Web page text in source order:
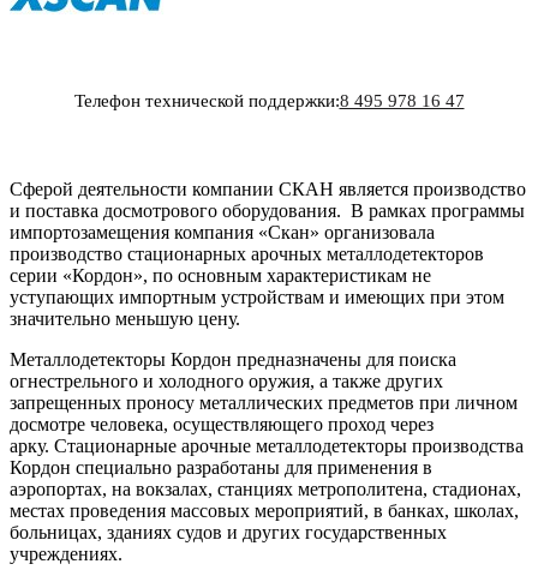
Телефон технической поддержки:8 495 978 16 47
Сферой деятельности компании СКАН является производство
и поставка досмотрового оборудования. В рамках программы
импортозамещения компания «Скан» организовала
производство стационарных арочных металлодетекторов
серии «Кордон», по основным характеристикам не
уступающих импортным устройствам и имеющих при этом
значительно меньшую цену.
Металлодетекторы Кордон предназначены для поиска
огнестрельного и холодного оружия, а также других
запрещенных проносу металлических предметов при личном
досмотре человека, осуществляющего проход через
арку. Стационарные арочные металлодетекторы производства
Кордон специально разработаны для применения в
аэропортах, на вокзалах, станциях метрополитена, стадионах,
местах проведения массовых мероприятий, в банках, школах,
больницах, зданиях судов и других государственных
учреждениях.